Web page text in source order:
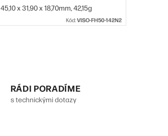
45,10 x 31,90 x 18,70mm, 42,15g
Kód:VISO-FH50-142N2
RÁDI PORADÍME
s technickými dotazy